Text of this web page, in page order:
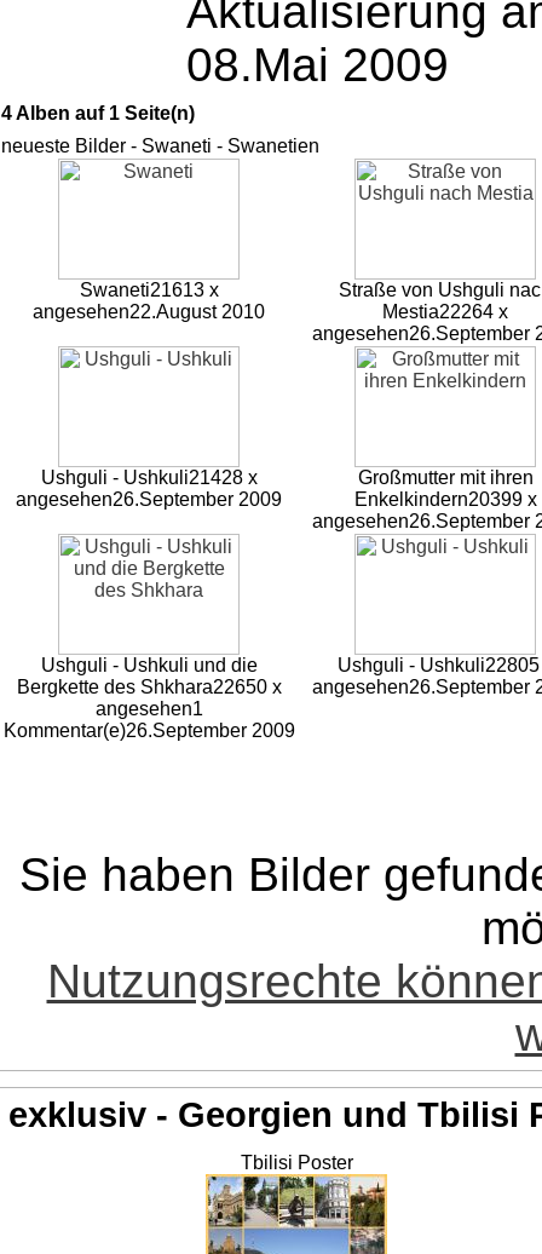
Aktualisierung
08.Mai 2009
4 Alben auf 1 Seite(n)
neueste Bilder - Swaneti - Swanetien
Swaneti21613 x
angesehen22.August 2010
Straße von Ushguli
Mestia22264 x
angesehen26.September
Ushguli - Ushkuli21428 x
angesehen26.September 2009
Großmutter mit ihren
Enkelkindern20399 x
angesehen26.September
Ushguli - Ushkuli und die
Bergkette des Shkhara22650 x
angesehen1
Kommentar(e)26.September 2009
Ushguli - Ushkuli
angesehen26.September
Sie haben Bilder
Nutzungsrechte
exklusiv - Georgien und Tbilisi
Tbilisi Poster